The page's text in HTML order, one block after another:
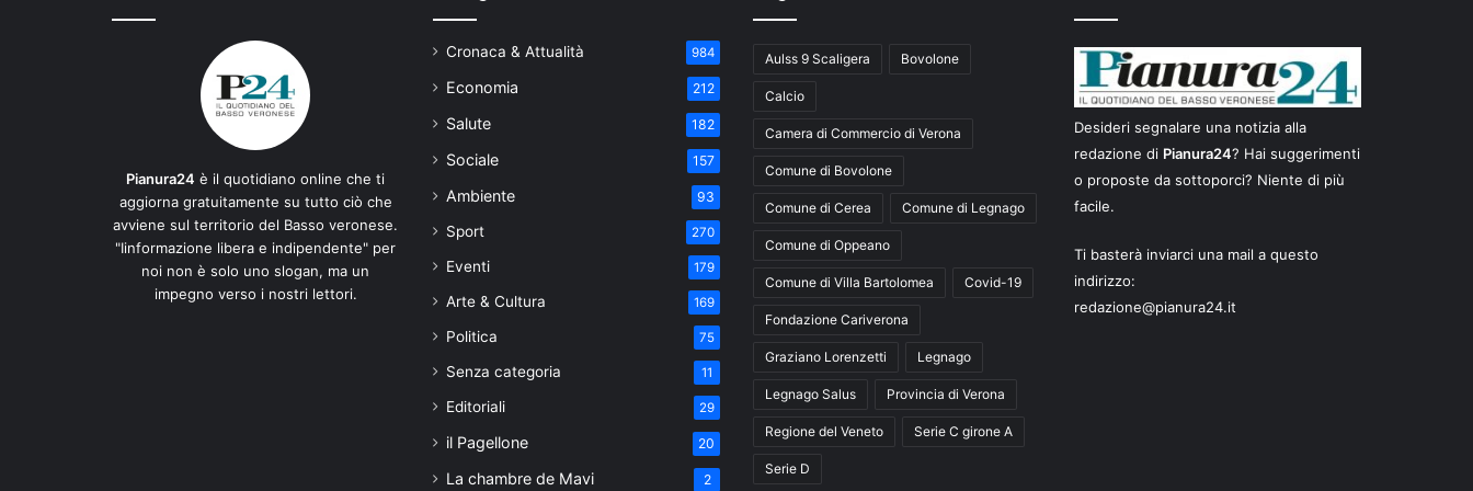
Pianura24 è il quotidiano online che ti
aggiorna gratuitamente su tutto ciò che
avviene sul territorio del Basso veronese.
"Iinformazione libera e indipendente" per
noi non è solo uno slogan, ma un
impegno verso i nostri lettori.
Cronaca & Attualità 984
Economia 212
Salute 182
Sociale 157
Ambiente 93
Sport 270
Eventi 179
Arte & Cultura 169
Politica 75
Senza categoria 11
Editoriali 29
il Pagellone 20
La chambre de Mavi 2
Aulss 9 Scaligera Bovolone
Calcio
Camera di Commercio di Verona
Comune di Bovolone
Comune di Cerea Comune di Legnago
Comune di Oppeano
Comune di Villa Bartolomea Covid-19
Fondazione Cariverona
Graziano Lorenzetti Legnago
Legnago Salus Provincia di Verona
Regione del Veneto Serie C girone A
Serie D
Desideri segnalare una notizia alla
redazione di Pianura24? Hai suggerimenti
o proposte da sottoporci? Niente di più
facile.
Ti basterà inviarci una mail a questo
indirizzo:
redazione@pianura24.it